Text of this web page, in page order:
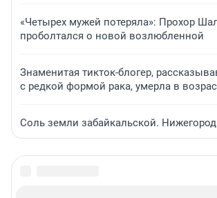
«Четырех мужей потеряла»: Прохор
проболтался о новой возлюбленной
Знаменитая тикток-блогер,
с редкой формой рака, умерла в
Соль земли забайкальской.